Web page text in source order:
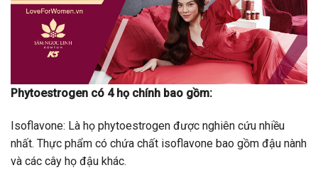
Phytoestrogen có 4 họ chính bao gồm:
Isoflavone: Là họ phytoestrogen được nghiên cứu nhiều
nhất. Thực phẩm có chứa chất isoflavone bao gồm đậu nành
và các cây họ đậu khác.